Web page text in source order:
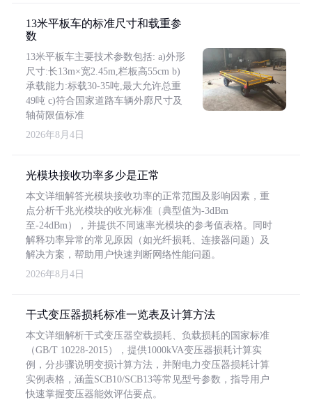
13米平板车的标准尺寸和载重参
数
13米平板车主要技术参数包括: a)外形
尺寸:长13m×宽2.45m,栏板高55cm b)
承载能力:标载30-35吨,最大允许总重
49吨 c)符合国家道路车辆外廓尺寸及
轴荷限值标准
2026年8月4日
光模块接收功率多少是正常
本文详细解答光模块接收功率的正常范围及影响因素，重
点分析千兆光模块的收光标准（典型值为-3dBm
至-24dBm），并提供不同速率光模块的参考值表格。同时
解释功率异常的常见原因（如光纤损耗、连接器问题）及
解决方案，帮助用户快速判断网络性能问题。
2026年8月4日
干式变压器损耗标准一览表及计算方法
本文详细解析干式变压器空载损耗、负载损耗的国家标准
（GB/T 10228-2015），提供1000kVA变压器损耗计算实
例，分步骤说明变损计算方法，并附电力变压器损耗计算
实例表格，涵盖SCB10/SCB13等常见型号参数，指导用户
快速掌握变压器能效评估要点。